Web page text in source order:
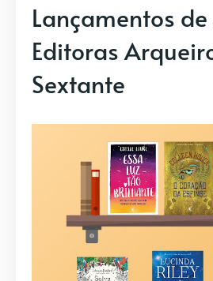
Lançamentos
Editoras
Sextante